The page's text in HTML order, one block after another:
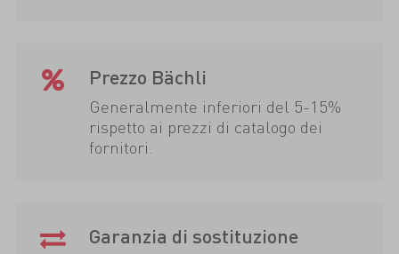
Prezzo Bächli
Generalmente inferiori del 5-15%
rispetto ai prezzi di catalogo dei
fornitori.
Garanzia di sostituzione